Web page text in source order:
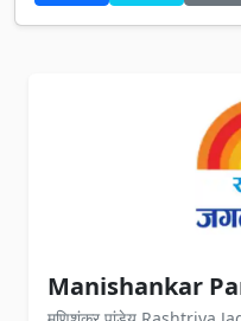
Manishankar